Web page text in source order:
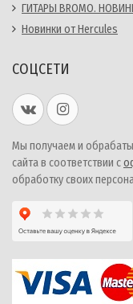
ГИТАРЫ BROMO.
Новинки от Hercules
СОЦСЕТИ
Мы получаем и
сайта в соответствии с
обработку своих